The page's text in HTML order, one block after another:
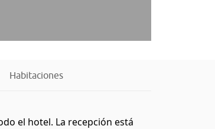
Habitaciones
el hotel. La recepción está